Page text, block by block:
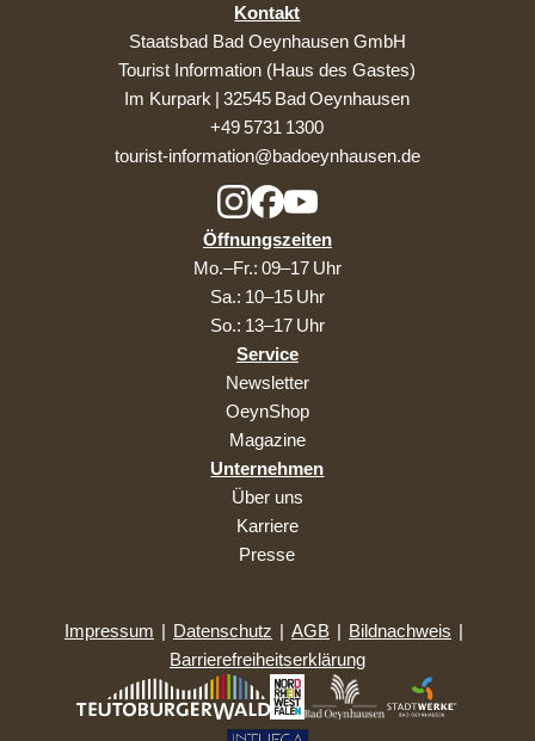
Kontakt
Staatsbad Bad Oeynhausen GmbH
Tourist Information (Haus des Gastes)
Im Kurpark | 32545 Bad Oeynhausen
+49 5731 1300
tourist-information@badoeynhausen.de
Öffnungszeiten
Mo.–Fr.: 09–17 Uhr
Sa.: 10–15 Uhr
So.: 13–17 Uhr
Service
Newsletter
OeynShop
Magazine
Unternehmen
Über uns
Karriere
Presse
Impressum | Datenschutz | AGB | Bildnachweis |
Barrierefreiheitserklärung